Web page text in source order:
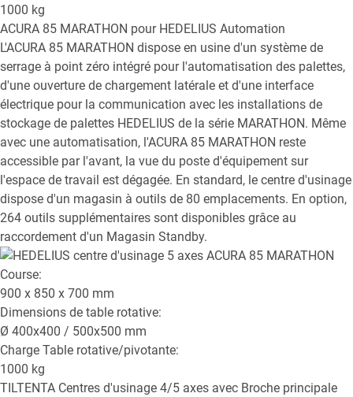
1000 kg
ACURA 85 MARATHON pour HEDELIUS Automation
L'ACURA 85 MARATHON dispose en usine d'un système de
serrage à point zéro intégré pour l'automatisation des palettes,
d'une ouverture de chargement latérale et d'une interface
électrique pour la communication avec les installations de
stockage de palettes HEDELIUS de la série MARATHON. Même
avec une automatisation, l'ACURA 85 MARATHON reste
accessible par l'avant, la vue du poste d'équipement sur
l'espace de travail est dégagée. En standard, le centre d'usinage
dispose d'un magasin à outils de 80 emplacements. En option,
264 outils supplémentaires sont disponibles grâce au
raccordement d'un Magasin Standby.
Course:
900 x 850 x 700 mm
Dimensions de table rotative:
Ø 400x400 / 500x500 mm
Charge Table rotative/pivotante:
1000 kg
TILTENTA Centres d'usinage 4/5 axes avec Broche principale